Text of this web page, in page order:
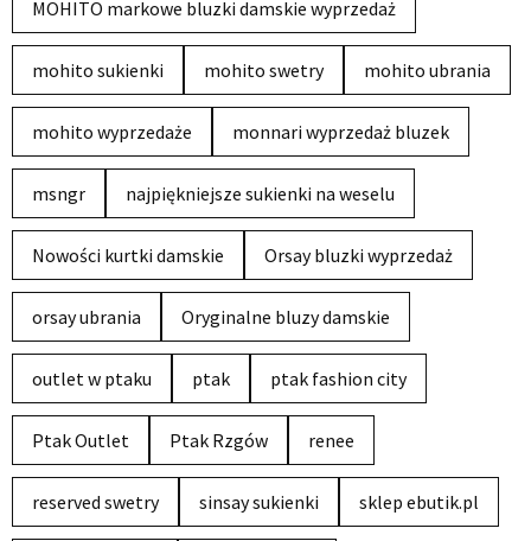
MOHITO markowe bluzki damskie wyprzedaż
mohito sukienki mohito swetry mohito ubrania
mohito wyprzedaże monnari wyprzedaż bluzek
msngr najpiękniejsze sukienki na weselu
Nowości kurtki damskie Orsay bluzki wyprzedaż
orsay ubrania Oryginalne bluzy damskie
outlet w ptaku ptak ptak fashion city
Ptak Outlet Ptak Rzgów renee
reserved swetry sinsay sukienki sklep ebutik.pl